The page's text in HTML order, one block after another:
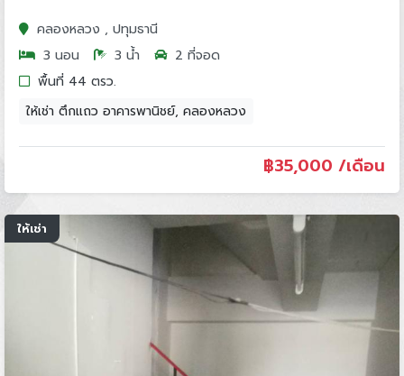
คลองหลวง , ปทุมธานี
3 นอน
3 น้ำ
2 ที่จอด
พื้นที่ 44 ตรว.
ให้เช่า ตึกแถว อาคารพานิชย์, คลองหลวง
฿35,000 /เดือน
ให้เช่า